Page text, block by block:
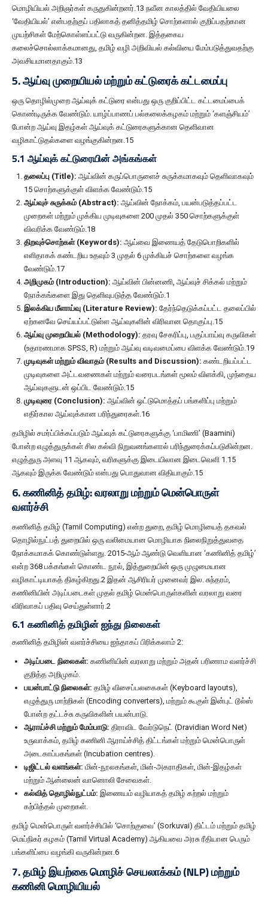
மொழியியல் அறிஞர்கள் கருதுகின்றனர்.13 நவீன காலத்தில் வேதியியலை
‘வேதியியல்’ என்பதற்குப் பதிலாகத் தனித்தமிழ் சொற்களால் குறிப்பதற்கான
முயற்சிகள் மேற்கொள்ளப்பட்டு வருகின்றன. இத்தகைய
கலைச்சொல்லாக்கமானது, தமிழ் வழி அறிவியல் கல்வியை மேம்படுத்துவதற்கு
அவசியமானதாகும்.13
5. ஆய்வு முறையியல் மற்றும் கட்டுரைக் கட்டமைப்பு
ஒரு தொழில்முறை ஆய்வுக் கட்டுரை என்பது ஒரு குறிப்பிட்ட கட்டமைப்பைக்
கொண்டிருக்க வேண்டும். யாழ்ப்பாணப் பல்கலைக்கழகம் மற்றும் ‘களஞ்சியம்’
போன்ற ஆய்வு இதழ்கள் ஆய்வுக் கட்டுரைகளுக்கான தெளிவான
வழிகாட்டுதல்களை வழங்குகின்றன.15
5.1 ஆய்வுக் கட்டுரையின் அங்கங்கள்
தலைப்பு (Title): ஆய்வின் கருப்பொருளைச் சுருக்கமாகவும் தெளிவாகவும்
15 சொற்களுக்குள் விளக்க வேண்டும்.15
ஆய்வுச் சுருக்கம் (Abstract): ஆய்வின் நோக்கம், பயன்படுத்தப்பட்ட
முறைகள் மற்றும் முக்கிய முடிவுகளை 200 முதல் 350 சொற்களுக்குள்
விவரிக்க வேண்டும்.18
திறவுச்சொற்கள் (Keywords): ஆய்வை இணையத் தேடுபொறிகளில்
எளிதாகக் கண்டறிய உதவும் 3 முதல் 6 முக்கியச் சொற்களை வழங்க
வேண்டும்.17
அறிமுகம் (Introduction): ஆய்வின் பின்னணி, ஆய்வுச் சிக்கல் மற்றும்
நோக்கங்களை இது தெளிவுபடுத்த வேண்டும்.1
இலக்கிய மீளாய்வு (Literature Review): தேர்ந்தெடுக்கப்பட்ட தலைப்பில்
ஏற்கனவே செய்யப்பட்டுள்ள ஆய்வுகளின் விரிவான தொகுப்பு.15
ஆய்வு முறையியல் (Methodology): தரவு சேகரிப்பு, பகுப்பாய்வு கருவிகள்
(உதாரணமாக SPSS, R) மற்றும் ஆய்வு வடிவமைப்பை விளக்க வேண்டும்.19
முடிவுகள் மற்றும் விவாதம் (Results and Discussion): கண்டறியப்பட்ட
முடிவுகளை அட்டவணைகள் மற்றும் வரைபடங்கள் மூலம் விளக்கி, முந்தைய
ஆய்வுகளுடன் ஒப்பிட வேண்டும்.15
முடிவுரை (Conclusion): ஆய்வின் ஒட்டுமொத்தப் பங்களிப்பு மற்றும்
எதிர்கால ஆய்வுக்கான பரிந்துரைகள்.16
தமிழில் சமர்ப்பிக்கப்படும் ஆய்வுக் கட்டுரைகளுக்கு ‘பாமிணி’ (Baamini)
போன்ற எழுத்துருக்கள் சில கல்வி நிறுவனங்களால் பரிந்துரைக்கப்படுகின்றன.
எழுத்துரு அளவு 11 ஆகவும், வரிகளுக்கு இடையிலான இடைவெளி 1.15
ஆகவும் இருக்க வேண்டும் என்பது பொதுவான விதியாகும்.15
6. கணினித் தமிழ்: வரலாறு மற்றும் மென்பொருள்
வளர்ச்சி
கணினித் தமிழ் (Tamil Computing) என்ற துறை, தமிழ் மொழியைத் தகவல்
தொழில்நுட்பத் துறையில் ஒரு வலிமையான மொழியாக நிலைநிறுத்துவதை
நோக்கமாகக் கொண்டுள்ளது. 2015-ஆம் ஆண்டு வெளியான ‘கணினித் தமிழ்’
என்ற 368 பக்கங்கள் கொண்ட நூல், இத்துறையின் ஒரு முழுமையான
வழிகாட்டியாகத் திகழ்கிறது.2 இதன் ஆசிரியர் முனைவர் இல. சுந்தரம்,
கணினியின் அடிப்படைகள் முதல் தமிழ் மென்பொருள்களின் வரலாறு வரை
விரிவாகப் பதிவு செய்துள்ளார்.2
6.1 கணினித் தமிழின் ஐந்து நிலைகள்
கணினித் தமிழின் வளர்ச்சியை ஐந்தாகப் பிரிக்கலாம் 2:
அடிப்படை நிலைகள்: கணினியின் வரலாறு மற்றும் அதன் பரிணாம வளர்ச்சி
குறித்த அறிமுகம்.
பயன்பாட்டு நிலைகள்: தமிழ் விசைப்பலகைகள் (Keyboard layouts),
எழுத்துரு மாற்றிகள் (Encoding converters), மற்றும் கூகுள் இன்புட் டூல்ஸ்
போன்ற தட்டச்சு கருவிகளின் பயன்பாடு.
ஆராய்ச்சி மற்றும் மேம்பாடு: திராவிட வேர்டுநெட் (Dravidian Word Net)
உருவாக்கம், தமிழ் கணினி ஆராய்ச்சித் திட்டங்கள் மற்றும் மென்பொருள்
அடைகாப்பகங்கள் (Incubation centres).
டிஜிட்டல் வளங்கள்: மின்-நூலகங்கள், மின்-அகராதிகள், மின்-இதழ்கள்
மற்றும் ஆன்லைன் வானொலி சேவைகள்.
கல்வித் தொழில்நுட்பம்: இணையம் வழியாகத் தமிழ் கற்றல் மற்றும்
கற்பித்தல் முறைகள்.
தமிழ் மென்பொருள் வளர்ச்சியில் ‘சொற்குவை’ (Sorkuvai) திட்டம் மற்றும் தமிழ்
மெய்நிகர் கழகம் (Tamil Virtual Academy) ஆகியவை அரசு ரீதியான பெரும்
பங்களிப்பை வழங்கி வருகின்றன.6
7. தமிழ் இயற்கை மொழிச் செயலாக்கம் (NLP) மற்றும்
கணினி மொழியியல்